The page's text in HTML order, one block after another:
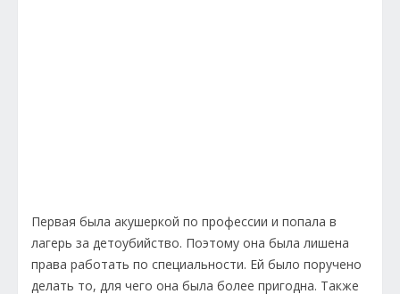
Первая была акушеркой по профессии и попала в
лагерь за детоубийство. Поэтому она была лишена
права работать по специальности. Ей было поручено
делать то, для чего она была более пригодна. Также